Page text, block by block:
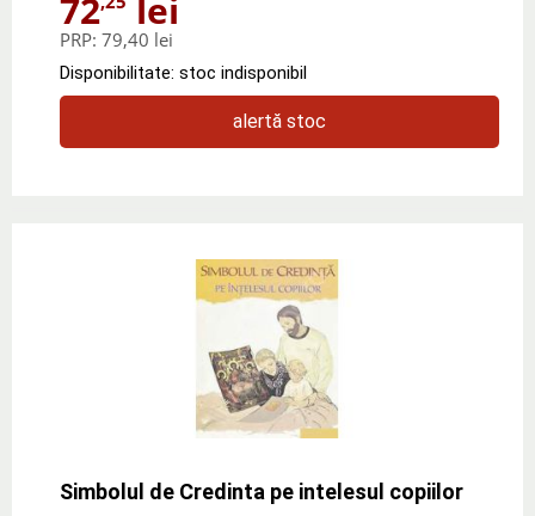
PRP: 79,40 lei
Disponibilitate: stoc indisponibil
alertă stoc
Simbolul de Credinta pe intelesul copiilor